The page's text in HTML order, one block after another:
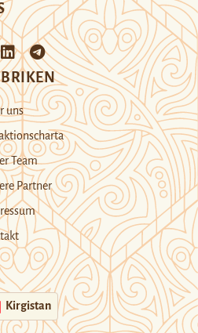
uns
Team
Partner
Kirgistan